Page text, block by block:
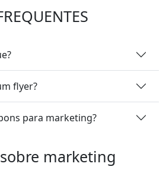
flyer?
para marketing?
marketing